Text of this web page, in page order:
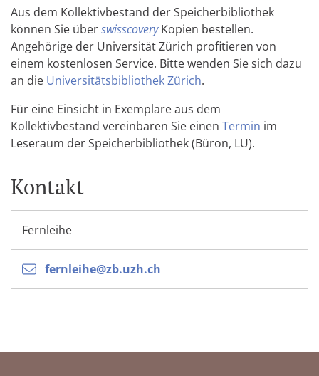
Aus dem Kollektivbestand der Speicherbibliothek
können Sie überswisscoveryKopien bestellen.
Angehörige der Universität Zürich profitieren von
einem kostenlosen Service. Bitte wenden Sie sich dazu
an die Universitätsbibliothek Zürich.
Für eine Einsicht in Exemplare aus dem
Kollektivbestand vereinbaren Sie einen Termin im
Leseraum der Speicherbibliothek (Büron, LU).
Kontakt
Fernleihe
fernleihe@zb.uzh.ch